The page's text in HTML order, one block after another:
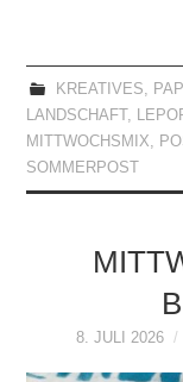
KREATIVES,
LANDSCHAFT ,
MITTWOCHSMIX,
SOMMERPOST
8. JULI 2026